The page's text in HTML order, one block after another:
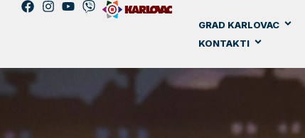
GRAD KARLOVAC
KONTAKTI